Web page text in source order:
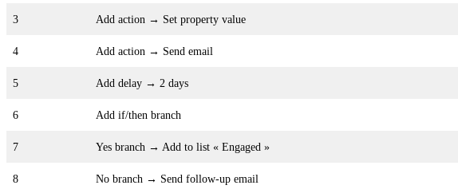
3 Add action → Set property value
4 Add action → Send email
5 Add delay → 2 days
6 Add if/then branch
7 Yes branch → Add to list « Engaged »
8 No branch → Send follow-up email